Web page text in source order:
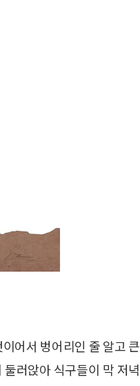
어서 벙어리인 줄 알고 큰
러앉아 식구들이 막 저녁